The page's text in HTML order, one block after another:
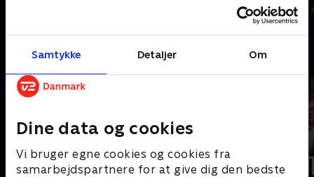
Samtykke Detaljer Om
Dine data og cookies
Vi bruger egne cookies og cookies fra
samarbejdspartnere for at give dig den bedste
4. maj 2025 • 51 min
Andre så også